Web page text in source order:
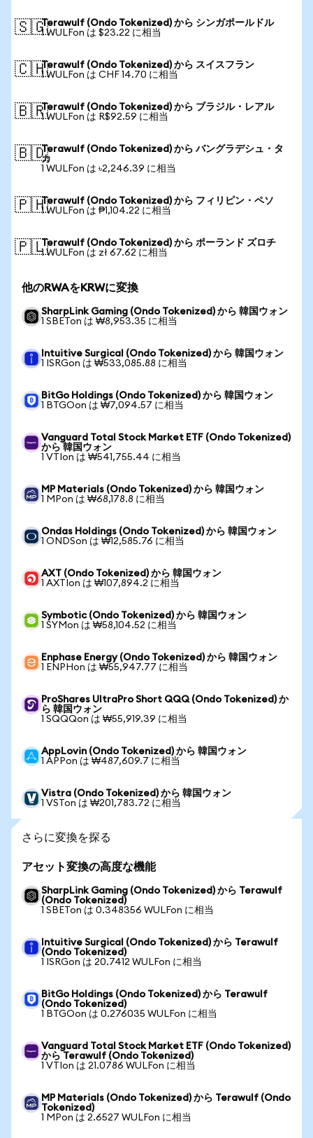
🇸🇬Terawulf (Ondo Tokenized) から シンガポールドル
1 WULFon は $23.22 に相当
🇨🇭Terawulf (Ondo Tokenized) から スイスフラン
1 WULFon は CHF 14.70 に相当
🇧🇷Terawulf (Ondo Tokenized) から ブラジル・レアル
1 WULFon は R$92.59 に相当
🇧🇩Terawulf (Ondo Tokenized) から バングラデシュ・タ
カ
1 WULFon は ৳2,246.39 に相当
🇵🇭Terawulf (Ondo Tokenized) から フィリピン・ペソ
1 WULFon は ₱1,104.22 に相当
🇵🇱Terawulf (Ondo Tokenized) から ポーランド ズロチ
1 WULFon は zł 67.62 に相当
他のRWAをKRWに変換
SharpLink Gaming (Ondo Tokenized) から 韓国ウォン
1 SBETon は ₩8,953.35 に相当
Intuitive Surgical (Ondo Tokenized) から 韓国ウォン
1 ISRGon は ₩533,085.88 に相当
BitGo Holdings (Ondo Tokenized) から 韓国ウォン
1 BTGOon は ₩7,094.57 に相当
Vanguard Total Stock Market ETF (Ondo Tokenized)
から 韓国ウォン
1 VTIon は ₩541,755.44 に相当
MP Materials (Ondo Tokenized) から 韓国ウォン
1 MPon は ₩68,178.8 に相当
Ondas Holdings (Ondo Tokenized) から 韓国ウォン
1 ONDSon は ₩12,585.76 に相当
AXT (Ondo Tokenized) から 韓国ウォン
1 AXTIon は ₩107,894.2 に相当
Symbotic (Ondo Tokenized) から 韓国ウォン
1 SYMon は ₩58,104.52 に相当
Enphase Energy (Ondo Tokenized) から 韓国ウォン
1 ENPHon は ₩55,947.77 に相当
ProShares UltraPro Short QQQ (Ondo Tokenized) か
ら 韓国ウォン
1 SQQQon は ₩55,919.39 に相当
AppLovin (Ondo Tokenized) から 韓国ウォン
1 APPon は ₩487,609.7 に相当
Vistra (Ondo Tokenized) から 韓国ウォン
1 VSTon は ₩201,783.72 に相当
さらに変換を探る
アセット変換の高度な機能
SharpLink Gaming (Ondo Tokenized) から Terawulf
(Ondo Tokenized)
1 SBETon は 0.348356 WULFon に相当
Intuitive Surgical (Ondo Tokenized) から Terawulf
(Ondo Tokenized)
1 ISRGon は 20.7412 WULFon に相当
BitGo Holdings (Ondo Tokenized) から Terawulf
(Ondo Tokenized)
1 BTGOon は 0.276035 WULFon に相当
Vanguard Total Stock Market ETF (Ondo Tokenized)
から Terawulf (Ondo Tokenized)
1 VTIon は 21.0786 WULFon に相当
MP Materials (Ondo Tokenized) から Terawulf (Ondo
Tokenized)
1 MPon は 2.6527 WULFon に相当